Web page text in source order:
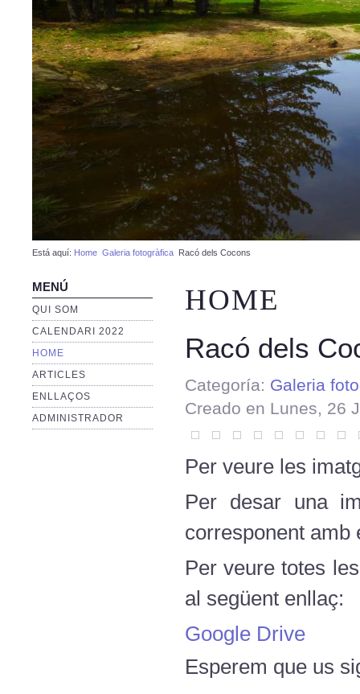
Está aquí: Home Galeria fotogràfica Racó dels Cocons
MENÚ
QUI SOM
CALENDARI 2022
HOME
ARTICLES
ENLLAÇOS
ADMINISTRADOR
HOME
Racó dels
Categoría: Galeria
Creado en Lunes, 26
Per veure les
Per desar una
corresponent amb
Per veure totes
al següent enllaç:
Google Drive
Esperem que us